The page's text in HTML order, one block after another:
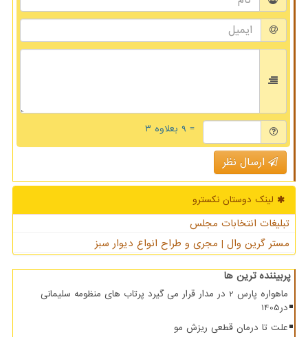
= ۹ بعلاوه ۳
ارسال نظر
لینک دوستان نكسترو
تبلیغات انتخابات مجلس
مستر گرین وال | مجری و طراح انواع دیوار سبز
پربیننده ترین ها
ماهواره پارس 2 در مدار قرار می گیرد پرتاب های منظومه سلیمانی
در1405
علت تا درمان قطعی ریزش مو